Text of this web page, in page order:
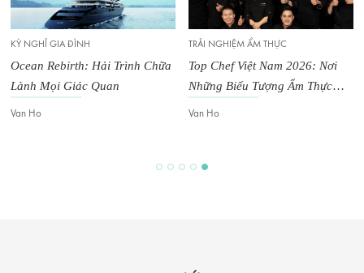
KỲ NGHỈ GIA ĐÌNH
Ocean Rebirth: Hải Trình Chữa
Lành Mọi Giác Quan
Van Ho
TRẢI NGHIỆM ẨM THỰC
Top Chef Việt Nam 2026: Nơi
Những Biểu Tượng Ẩm Thực
Van Ho